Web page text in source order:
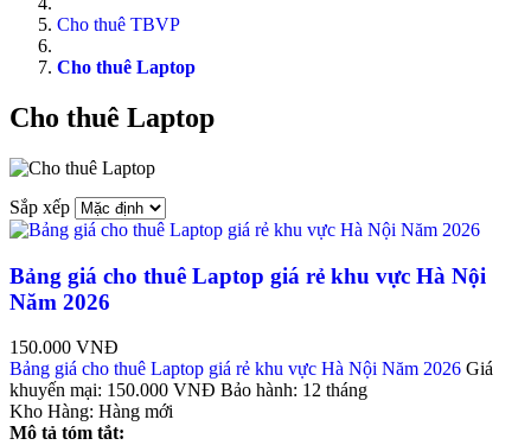
Cho thuê TBVP
Cho thuê Laptop
Cho thuê Laptop
Sắp xếp
Bảng giá cho thuê Laptop giá rẻ khu vực Hà Nội
Năm 2026
150.000 VNĐ
Bảng giá cho thuê Laptop giá rẻ khu vực Hà Nội Năm 2026 Giá
khuyến mại: 150.000 VNĐ Bảo hành: 12 tháng
Kho Hàng: Hàng mới
Mô tả tóm tắt: